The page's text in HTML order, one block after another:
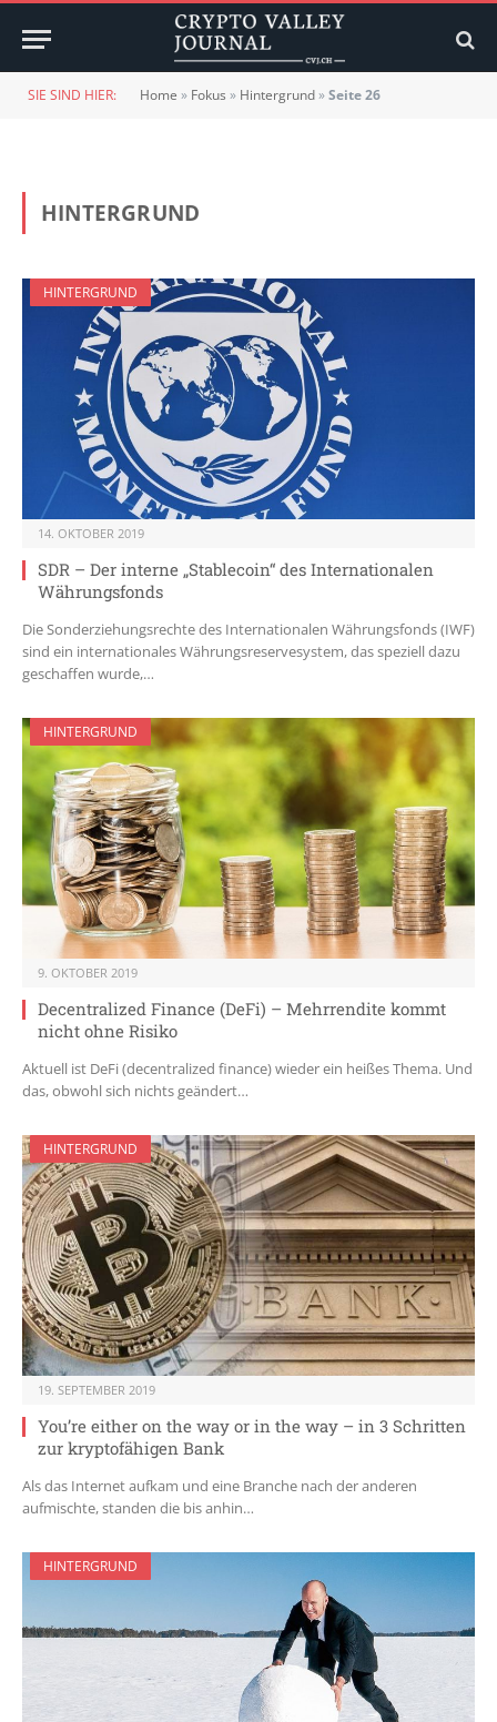
SIE SIND HIER: Home » Fokus » Hintergrund»Seite 26
HINTERGRUND
HINTERGRUND
14. OKTOBER 2019
SDR – Der interne „Stablecoin“ des Internationalen
Währungsfonds
Die Sonderziehungsrechte des Internationalen Währungsfonds (IWF)
sind ein internationales Währungsreservesystem, das speziell dazu
geschaffen wurde,…
HINTERGRUND
9. OKTOBER 2019
Decentralized Finance (DeFi) – Mehrrendite kommt
nicht ohne Risiko
Aktuell ist DeFi (decentralized finance) wieder ein heißes Thema. Und
das, obwohl sich nichts geändert…
HINTERGRUND
19. SEPTEMBER 2019
You’re either on the way or in the way – in 3 Schritten
zur kryptofähigen Bank
Als das Internet aufkam und eine Branche nach der anderen
aufmischte, standen die bis anhin…
HINTERGRUND